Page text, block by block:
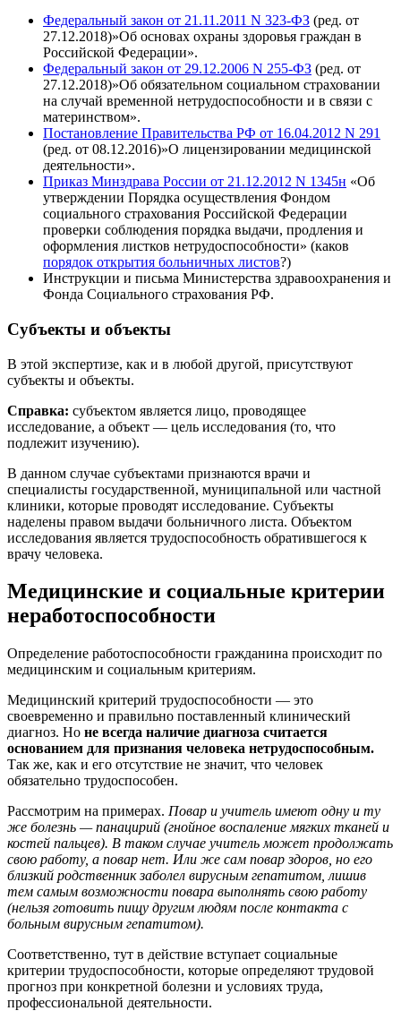
Федеральный закон от 21.11.2011 N 323-ФЗ (ред. от
27.12.2018)»Об основах охраны здоровья граждан в
Российской Федерации».
Федеральный закон от 29.12.2006 N 255-ФЗ (ред. от
27.12.2018)»Об обязательном социальном страховании
на случай временной нетрудоспособности и в связи с
материнством».
Постановление Правительства РФ от 16.04.2012 N 291
(ред. от 08.12.2016)»О лицензировании медицинской
деятельности».
Приказ Минздрава России от 21.12.2012 N 1345н «Об
утверждении Порядка осуществления Фондом
социального страхования Российской Федерации
проверки соблюдения порядка выдачи, продления и
оформления листков нетрудоспособности» (каков
порядок открытия больничных листов?)
Инструкции и письма Министерства здравоохранения и
Фонда Социального страхования РФ.
Субъекты и объекты
В этой экспертизе, как и в любой другой, присутствуют
субъекты и объекты.
Справка: субъектом является лицо, проводящее
исследование, а объект — цель исследования (то, что
подлежит изучению).
В данном случае субъектами признаются врачи и
специалисты государственной, муниципальной или частной
клиники, которые проводят исследование. Субъекты
наделены правом выдачи больничного листа. Объектом
исследования является трудоспособность обратившегося к
врачу человека.
Медицинские и социальные критерии
неработоспособности
Определение работоспособности гражданина происходит по
медицинским и социальным критериям.
Медицинский критерий трудоспособности — это
своевременно и правильно поставленный клинический
диагноз. Но не всегда наличие диагноза считается
основанием для признания человека нетрудоспособным.
Так же, как и его отсутствие не значит, что человек
обязательно трудоспособен.
Рассмотрим на примерах. Повар и учитель имеют одну и ту
же болезнь — панацирий (гнойное воспаление мягких тканей и
костей пальцев). В таком случае учитель может продолжать
свою работу, а повар нет. Или же сам повар здоров, но его
близкий родственник заболел вирусным гепатитом, лишив
тем самым возможности повара выполнять свою работу
(нельзя готовить пищу другим людям после контакта с
больным вирусным гепатитом).
Соответственно, тут в действие вступает социальные
критерии трудоспособности, которые определяют трудовой
прогноз при конкретной болезни и условиях труда,
профессиональной деятельности.